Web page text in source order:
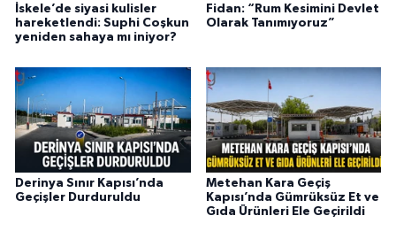
İskele’de siyasi kulisler
hareketlendi: Suphi Coşkun
yeniden sahaya mı iniyor?
Fidan: “Rum Kesimini Devlet
Olarak Tanımıyoruz”
Derinya Sınır Kapısı’nda
Geçişler Durduruldu
Metehan Kara Geçiş
Kapısı’nda Gümrüksüz Et ve
Gıda Ürünleri Ele Geçirildi